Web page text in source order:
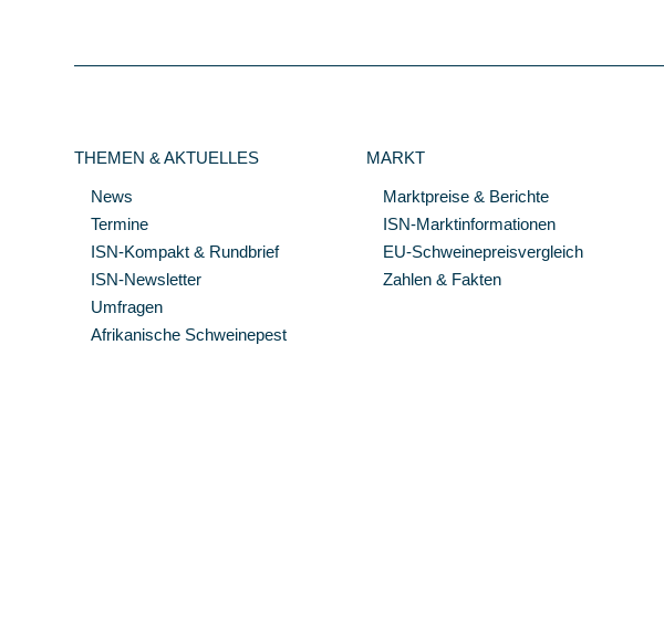
THEMEN & AKTUELLES
News
Termine
ISN-Kompakt & Rundbrief
ISN-Newsletter
Umfragen
Afrikanische Schweinepest
MARKT
Marktpreise & Berichte
ISN-Marktinformationen
EU-Schweinepreisvergleich
Zahlen & Fakten